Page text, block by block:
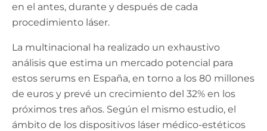
en el antes, durante y después de cada
procedimiento láser.
La multinacional ha realizado un exhaustivo
análisis que estima un mercado potencial para
estos serums en España, en torno a los 80 millones
de euros y prevé un crecimiento del 32% en los
próximos tres años. Según el mismo estudio, el
ámbito de los dispositivos láser médico-estéticos